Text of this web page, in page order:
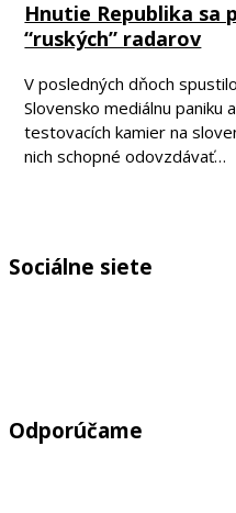
Hnutie Republika sa
“ruských” radarov
V posledných dňoch
Slovensko mediálnu paniku
testovacích kamier na
nich schopné odovzdávať…
Sociálne siete
Odporúčame